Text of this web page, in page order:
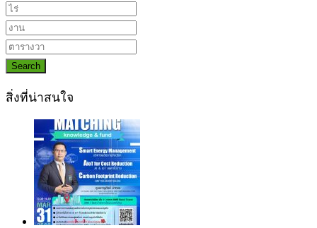
Search
สิ่งที่น่าสนใจ